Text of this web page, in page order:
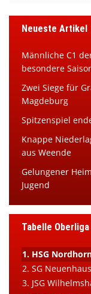
Neueste Artikel
Männliche C1
besondere
Zwei Siege für
Magdeburg
Spitzenspiel
Knappe
aus Weende
Gelungener
Jugend
Tabelle
1. HSG
2. SG
3. JSG